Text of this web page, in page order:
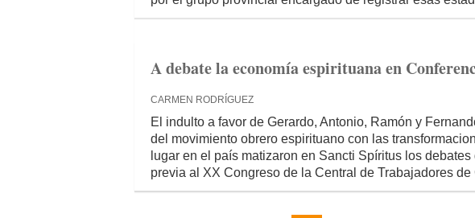
A debate la economía espirituana en
CARMEN RODRÍGUEZ
El indulto a favor de Gerardo, Antonio, Ramón y
del movimiento obrero espirituano con las
lugar en el país matizaron en Sancti Spíritus los
previa al XX Congreso de la Central de Trabajadores de